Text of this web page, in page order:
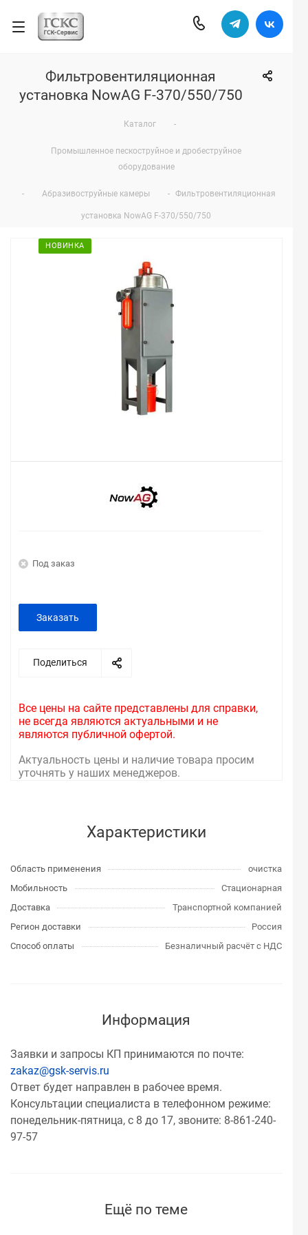
Фильтровентиляционная
установка NowAG F-370/550/750
Каталог -
Промышленное пескоструйное и дробеструйное
оборудование
- Абразивоструйные камеры - Фильтровентиляционная
установка NowAG F-370/550/750
НОВИНКА
Под заказ
Заказать
Поделиться
Все цены на сайте представлены для справки,
не всегда являются актуальными и не
являются публичной офертой.
Актуальность цены и наличие товара просим
уточнять у наших менеджеров.
Характеристики
Область применения
очистка
Мобильность
Стационарная
Доставка
Транспортной компанией
Регион доставки
Россия
Способ оплаты
Безналичный расчёт с НДС
Информация
Заявки и запросы КП принимаются по почте:
zakaz@gsk-servis.ru
Ответ будет направлен в рабочее время.
Консультации специалиста в телефонном режиме:
понедельник-пятница, с 8 до 17, звоните: 8-861-240-
97-57
Ещё по теме